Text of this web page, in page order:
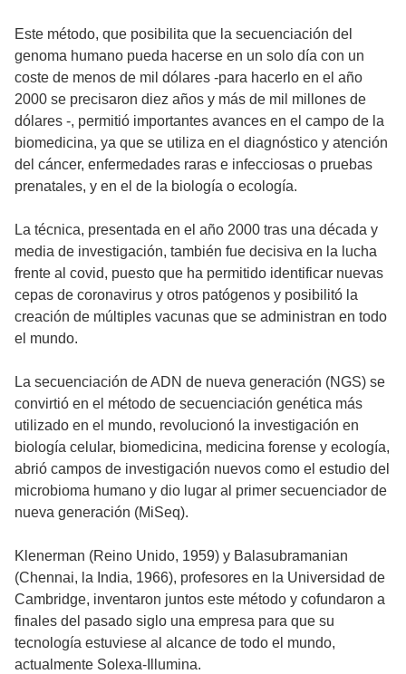
Este método, que posibilita que la secuenciación del
genoma humano pueda hacerse en un solo día con un
coste de menos de mil dólares -para hacerlo en el año
2000 se precisaron diez años y más de mil millones de
dólares -, permitió importantes avances en el campo de la
biomedicina, ya que se utiliza en el diagnóstico y atención
del cáncer, enfermedades raras e infecciosas o pruebas
prenatales, y en el de la biología o ecología.
La técnica, presentada en el año 2000 tras una década y
media de investigación, también fue decisiva en la lucha
frente al covid, puesto que ha permitido identificar nuevas
cepas de coronavirus y otros patógenos y posibilitó la
creación de múltiples vacunas que se administran en todo
el mundo.
La secuenciación de ADN de nueva generación (NGS) se
convirtió en el método de secuenciación genética más
utilizado en el mundo, revolucionó la investigación en
biología celular, biomedicina, medicina forense y ecología,
abrió campos de investigación nuevos como el estudio del
microbioma humano y dio lugar al primer secuenciador de
nueva generación (MiSeq).
Klenerman (Reino Unido, 1959) y Balasubramanian
(Chennai, la India, 1966), profesores en la Universidad de
Cambridge, inventaron juntos este método y cofundaron a
finales del pasado siglo una empresa para que su
tecnología estuviese al alcance de todo el mundo,
actualmente Solexa-Illumina.